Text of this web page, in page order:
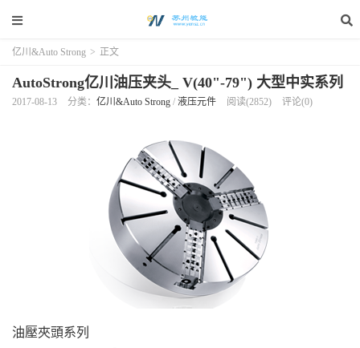
亿川&Auto Strong > 正文
AutoStrong亿川油压夹头_ V(40"-79") 大型中实系列
2017-08-13 分类： 亿川&Auto Strong / 液压元件 阅读(2852) 评论(0)
油壓夾頭系列